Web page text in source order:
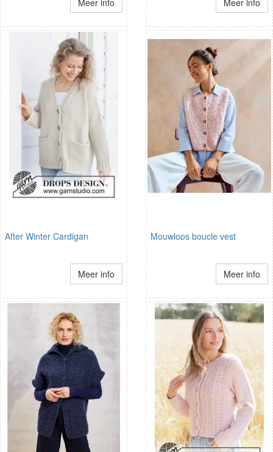
Meer info Meer info
After Winter Cardigan
Meer info
Mouwloos boucle vest
Meer info